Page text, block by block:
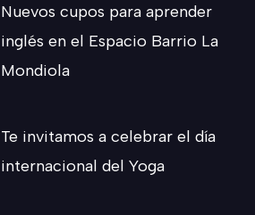
Nuevos cupos para aprender
inglés en el Espacio Barrio La
Mondiola
Te invitamos a celebrar el día
internacional del Yoga